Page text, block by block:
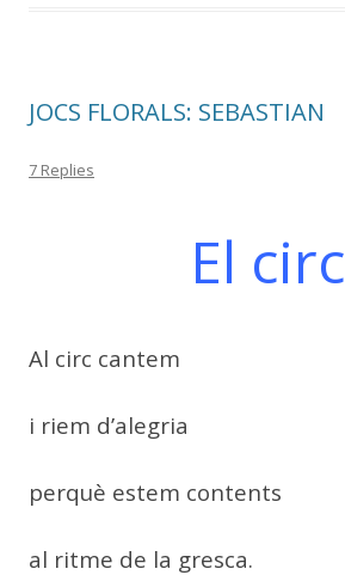
k ix
JOCS FLORALS: SEBASTIAN
7 Replies
El circ
Al circ cantem
i riem d’alegria
perquè estem contents
al ritme de la gresca.